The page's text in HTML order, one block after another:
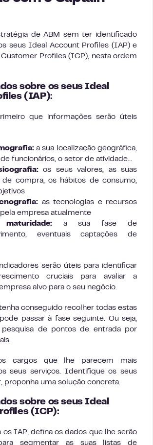
de ABM sem ter identificado
seus Ideal Account Profiles (IAP) e
Profiles (ICP), nesta ordem
sobre os seus Ideal
(IAP):
que informações serão úteis
a sua localização geográfica,
funcionários, o setor de atividade…
os seus valores, as suas
de compra, os hábitos de consumo,
as tecnologias e recursos
empresa atualmente
a sua fase de
eventuais captações de
serão úteis para identificar
cruciais para avaliar a
alvo para o seu negócio.
conseguido recolher todas estas
passar à fase seguinte. Ou seja,
pesquisa de pontos de entrada por
cargos que lhe parecem mais
seus serviços. Identifique os seus
proponha uma solução concreta.
sobre os seus Ideal
(ICP):
os IAP, defina os dados que lhe serão
segmentar as suas listas de